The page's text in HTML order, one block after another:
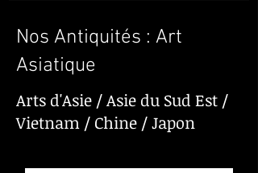
Nos Antiquités : Art
Asiatique
Arts d'Asie / Asie du Sud Est /
Vietnam / Chine / Japon